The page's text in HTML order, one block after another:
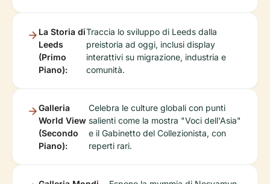
La Storia di
Leeds
(Primo
Piano):
Traccia lo sviluppo di Leeds dalla
preistoria ad oggi, inclusi display
interattivi su migrazione, industria e
comunità.
Galleria
World View
(Secondo
Piano):
Celebra le culture globali con punti
salienti come la mostra "Voci dell'Asia"
e il Gabinetto del Collezionista, con
reperti rari.